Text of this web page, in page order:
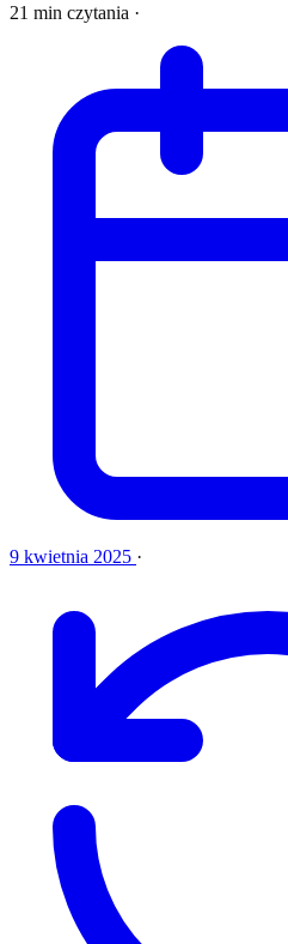
21 min czytania ·
9 kwietnia 2025 ·